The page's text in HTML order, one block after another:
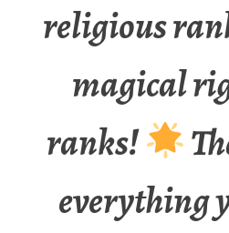
religious
magical
ranks!
everything